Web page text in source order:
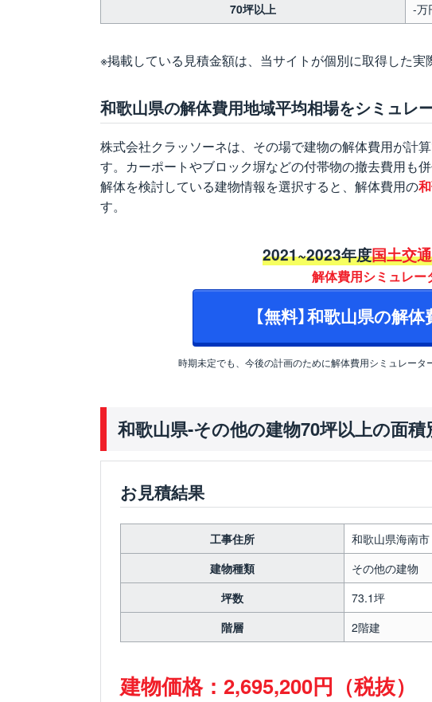
70坪以上
-万
※掲載している見積金額は、当サイトが個別に取得した実
和歌山県の解体費用地域平均相場をシミュレ
株式会社クラッソーネは、その場で建物の解体費用が計
す。カーポートやブロック塀などの付帯物の撤去費用も併
解体を検討している建物情報を選択すると、解体費用の
す。
2021~2023年度国土交
解体費用シミュレー
【無料】和歌山県の解
時期未定でも、今後の計画のために解体費用シミュレータ
和歌山県-その他の建物70坪以上の面積
お見積結果
工事住所
和歌山県海南市
建物種類
その他の建物
坪数
73.1坪
階層
2階建
建物価格：2,695,200円（税抜）